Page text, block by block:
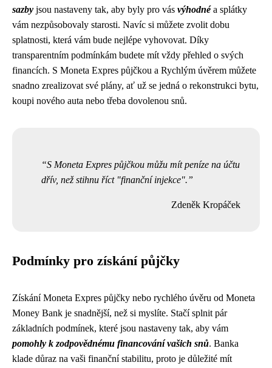
sazby jsou nastaveny tak, aby byly pro vás výhodnéa splátky
vám nezpůsobovaly starosti. Navíc si můžete zvolit dobu
splatnosti, která vám bude nejlépe vyhovovat. Díky
transparentním podmínkám budete mít vždy přehled o svých
financích. S Moneta Expres půjčkou a Rychlým úvěrem můžete
snadno zrealizovat své plány, ať už se jedná o rekonstrukci bytu,
koupi nového auta nebo třeba dovolenou snů.
S Moneta Expres půjčkou můžu mít peníze na účtu
dřív, než stihnu říct "finanční injekce".
Zdeněk Kropáček
Podmínky pro získání půjčky
Získání Moneta Expres půjčky nebo rychlého úvěru od Moneta
Money Bank je snadnější, než si myslíte. Stačí splnit pár
základních podmínek, které jsou nastaveny tak, aby vám
pomohly k zodpovědnému financování vašich snů. Banka
klade důraz na vaši finanční stabilitu, proto je důležité mít